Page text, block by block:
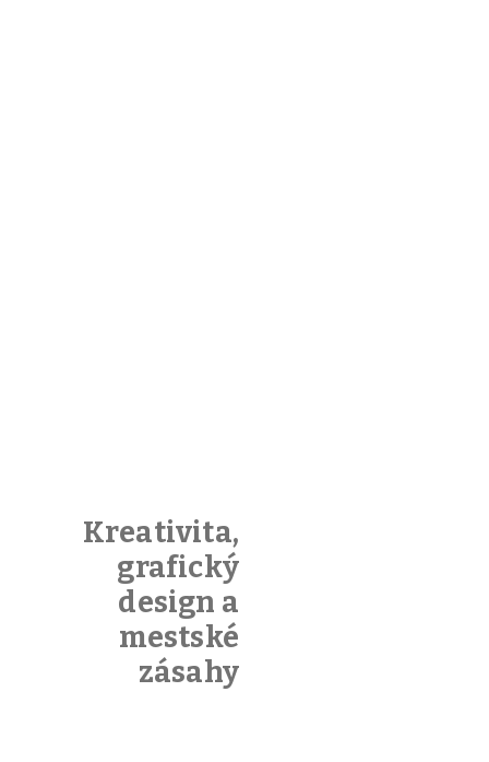
Kreativita,
grafický
design a
mestské
zásahy